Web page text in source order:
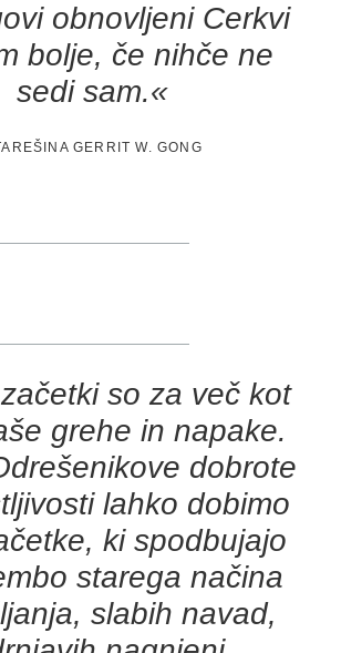
obnovljeni Cerkvi
bolje, če nihče ne
sedi sam.«
GERRIT W. GONG
so za več kot
grehe in napake.
dobrote
lahko dobimo
ki spodbujajo
starega načina
slabih navad,